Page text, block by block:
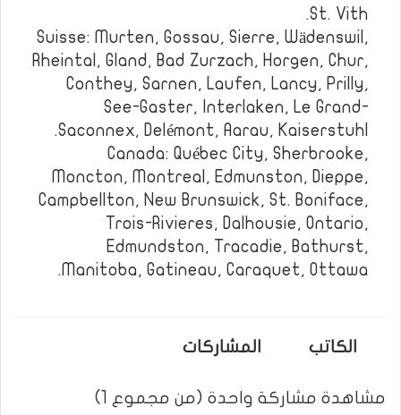
St. Vith.
Suisse: Murten, Gossau, Sierre, Wädenswil,
Rheintal, Gland, Bad Zurzach, Horgen, Chur,
Conthey, Sarnen, Laufen, Lancy, Prilly,
See-Gaster, Interlaken, Le Grand-
Saconnex, Delémont, Aarau, Kaiserstuhl.
Canada: Québec City, Sherbrooke,
Moncton, Montreal, Edmunston, Dieppe,
Campbellton, New Brunswick, St. Boniface,
Trois-Rivieres, Dalhousie, Ontario,
Edmundston, Tracadie, Bathurst,
Manitoba, Gatineau, Caraquet, Ottawa.
الكاتب المشاركات
مشاهدة مشاركة واحدة (من مجموع 1)